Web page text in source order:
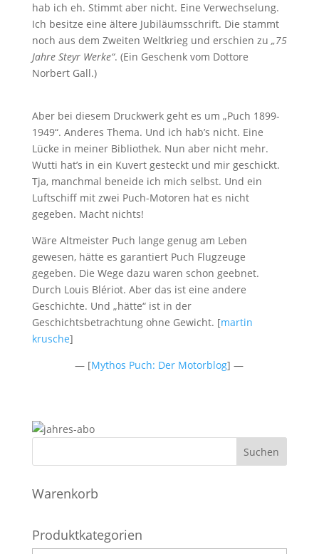
hab ich eh. Stimmt aber nicht. Eine Verwechselung.
Ich besitze eine ältere Jubiläumsschrift. Die stammt
noch aus dem Zweiten Weltkrieg und erschien zu „75
Jahre Steyr Werke“. (Ein Geschenk vom Dottore
Norbert Gall.)
Aber bei diesem Druckwerk geht es um „Puch 1899-
1949“. Anderes Thema. Und ich hab’s nicht. Eine
Lücke in meiner Bibliothek. Nun aber nicht mehr.
Wutti hat’s in ein Kuvert gesteckt und mir geschickt.
Tja, manchmal beneide ich mich selbst. Und ein
Luftschiff mit zwei Puch-Motoren hat es nicht
gegeben. Macht nichts!
Wäre Altmeister Puch lange genug am Leben
gewesen, hätte es garantiert Puch Flugzeuge
gegeben. Die Wege dazu waren schon geebnet.
Durch Louis Blériot. Aber das ist eine andere
Geschichte. Und „hätte“ ist in der
Geschichtsbetrachtung ohne Gewicht. [martin
krusche]
— [Mythos Puch: Der Motorblog] —
Warenkorb
Produktkategorien